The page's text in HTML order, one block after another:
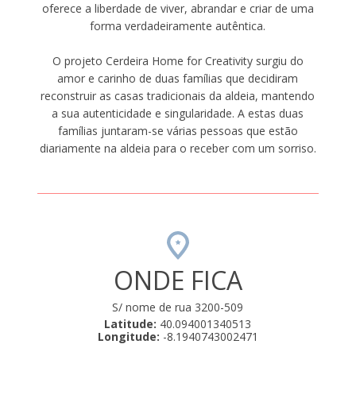
oferece a liberdade de viver, abrandar e criar de uma
forma verdadeiramente autêntica.
O projeto Cerdeira Home for Creativity surgiu do
amor e carinho de duas famílias que decidiram
reconstruir as casas tradicionais da aldeia, mantendo
a sua autenticidade e singularidade. A estas duas
famílias juntaram-se várias pessoas que estão
diariamente na aldeia para o receber com um sorriso.
ONDE FICA
S/ nome de rua 3200-509
Latitude: 40.094001340513
Longitude: -8.1940743002471